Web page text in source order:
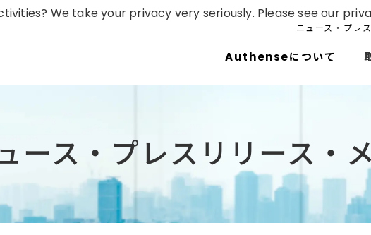
ニュース・プレ
Authenseについて
ース・プレスリリース・
We take your privacy very seriously. Please see our